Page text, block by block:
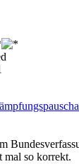
mal so korrekt.